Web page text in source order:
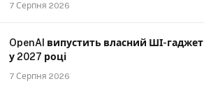
7 Серпня 2026
OpenAI випустить власний ШІ-гаджет
у 2027 році
7 Серпня 2026